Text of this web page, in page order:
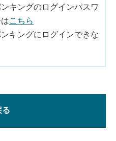
キングのログインパスワ
こちら
キングにログインできな
る